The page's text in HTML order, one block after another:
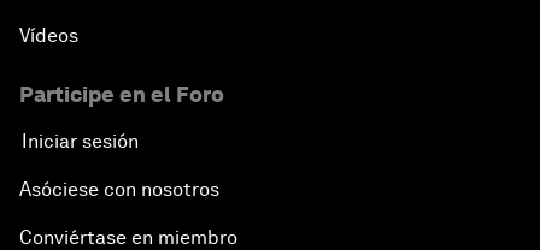
Vídeos
Participe en el Foro
Iniciar sesión
Asóciese con nosotros
Conviértase en miembro